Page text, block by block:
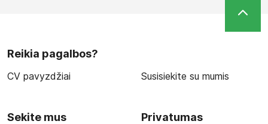
Reikia pagalbos?
CV pavyzdžiai Susisiekite su mumis
Sekite mus Privatumas